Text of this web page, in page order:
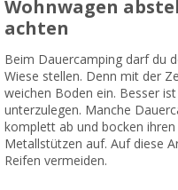
Wohnwagen
achten
Beim Dauercamping darf du
Wiese stellen. Denn mit der
weichen Boden ein. Besser
unterzulegen. Manche
komplett ab und bocken
Metallstützen auf. Auf diese
Reifen vermeiden.